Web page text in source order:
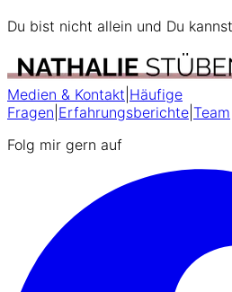
Du bist nicht allein und Du
Medien & Kontakt Häufige
Fragen Erfahrungsberichte Team
Folg mir gern auf